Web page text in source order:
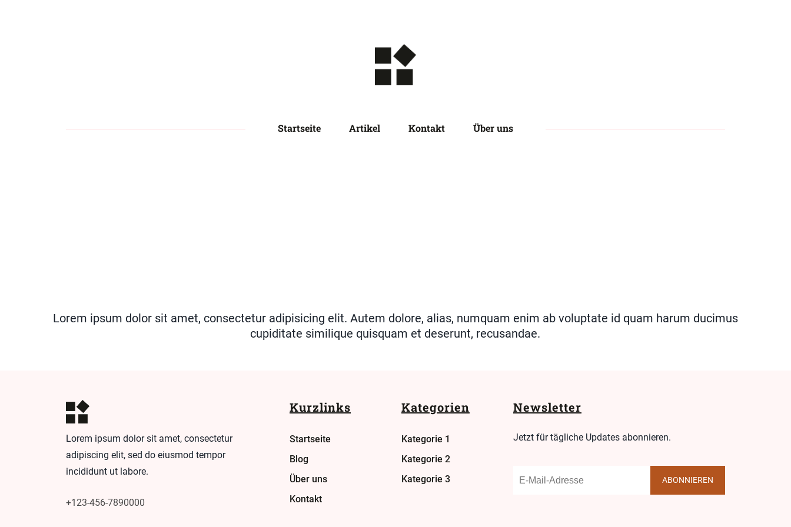
Startseite Artikel Kontakt Über uns
Lorem ipsum dolor sit amet, consectetur adipisicing elit. Autem dolore, alias, numquam enim ab voluptate id quam harum ducimus
cupiditate similique quisquam et deserunt, recusandae.
Lorem ipsum dolor sit amet, consectetur
adipiscing elit, sed do eiusmod tempor
incididunt ut labore.
+123-456-7890000
Kurzlinks
Startseite
Blog
Über uns
Kontakt
Kategorien
Kategorie 1
Kategorie 2
Kategorie 3
Newsletter
Jetzt für tägliche Updates abonnieren.
ABONNIEREN